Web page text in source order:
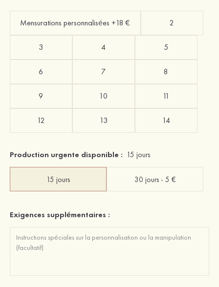
Mensurations personnalisées +18 € 2
3 4 5
6 7 8
9 10 11
12 13 14
Production urgente disponible : 15 jours
15 jours 30 jours - 5 €
Exigences supplémentaires :